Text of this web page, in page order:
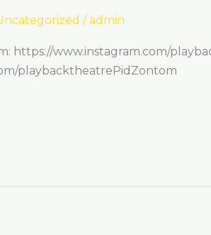
/admin
https://www.instagram.com/
playbacktheatrePidZontom